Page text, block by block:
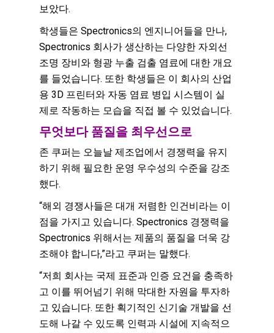
보았다.
학생들은 Spectronics의 엔지니어들을 만나,
Spectronics 회사가 생산하는 다양한 자외선
조명 장비와 형광 누출 검출 염료에 대한 개요
를 들었습니다. 또한 학생들은 이 회사의 산업
용 3D 프린터와 자동 염료 병입 시스템이 실
제로 작동하는 모습을 직접 볼 수 있었습니다.
무엇보다 품질을 최우선으로
존 쿠퍼는 오늘날 제조업에서 경쟁력을 유지
하기 위해 필요한 운영 우수성의 수준을 강조
했다.
“해외 경쟁사들은 대개 저렴한 인건비라는 이
점을 가지고 있습니다. Spectronics 경쟁력을
Spectronics 위해서는 제품의 품질을 더욱 강
조해야 합니다,”라고 쿠퍼는 말했다.
“저희 회사는 국제 표준과 인증 요건을 충족하
고 이를 뛰어넘기 위해 막대한 자원을 투자하
고 있습니다. 또한 획기적인 신기술 개발을 선
도해 나갈 수 있도록 인력과 시설에 지속적으